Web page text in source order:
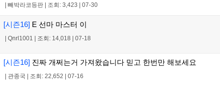
| 빼박라코등판 | 조회: 3,423 | 07-30
[시즌16] E 선마 마스터 이
| Qnrl1001 | 조회: 14,018 | 07-18
[시즌16] 진짜 개쩌는거 가져왔습니다 믿고 한번만 해보세요
| 관종국 | 조회: 22,652 | 07-16